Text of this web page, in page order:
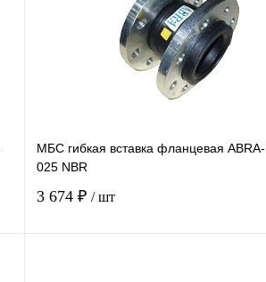
МБС гибкая вставка фланцевая
025 NBR
3 674 ₽ / шт